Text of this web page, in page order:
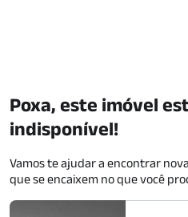
Poxa, este imóvel
indisponível!
Vamos te ajudar a encontrar
que se encaixem no que você